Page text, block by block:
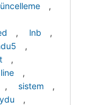
,
, lnb
,
,
,
,
, sistem
,
,